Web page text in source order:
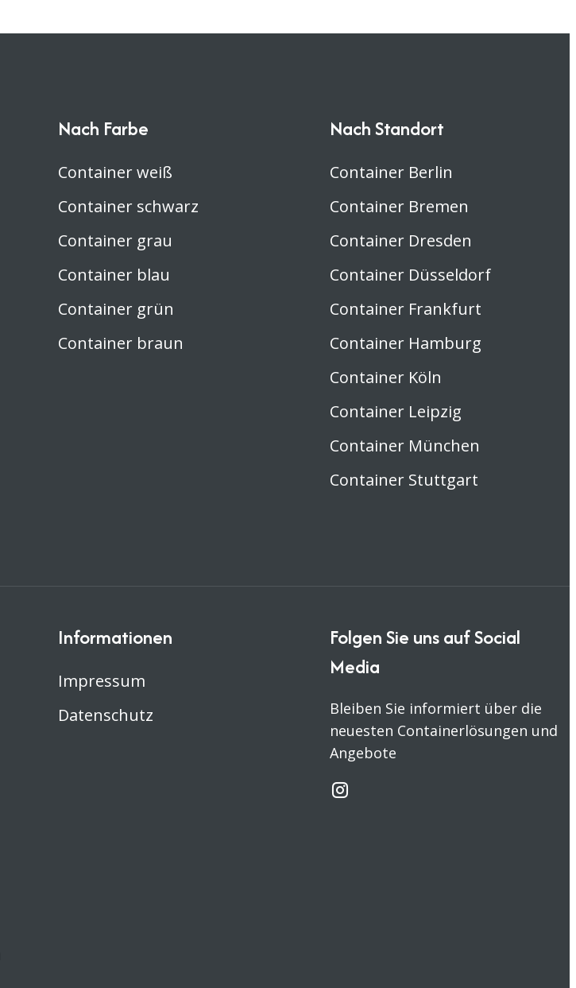
Nach Farbe
Container weiß
Container schwarz
Container grau
Container blau
Container grün
Container braun
Nach Standort
Container Berlin
Container Bremen
Container Dresden
Container Düsseldorf
Container Frankfurt
Container Hamburg
Container Köln
Container Leipzig
Container München
Container Stuttgart
Informationen
Impressum
Datenschutz
Folgen Sie uns auf Social
Media
Bleiben Sie informiert über die
neuesten Containerlösungen und
Angebote